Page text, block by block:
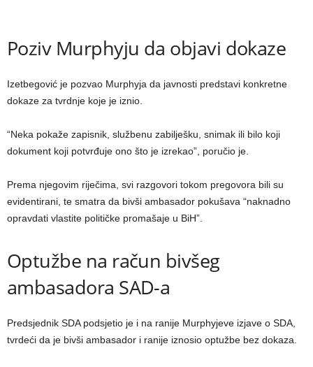
Poziv Murphyju da objavi dokaze
Izetbegović je pozvao Murphyja da javnosti predstavi konkretne
dokaze za tvrdnje koje je iznio.
“Neka pokaže zapisnik, službenu zabilješku, snimak ili bilo koji
dokument koji potvrđuje ono što je izrekao”, poručio je.
Prema njegovim riječima, svi razgovori tokom pregovora bili su
evidentirani, te smatra da bivši ambasador pokušava “naknadno
opravdati vlastite političke promašaje u BiH”.
Optužbe na račun bivšeg
ambasadora SAD-a
Predsjednik SDA podsjetio je i na ranije Murphyjeve izjave o SDA,
tvrdeći da je bivši ambasador i ranije iznosio optužbe bez dokaza.